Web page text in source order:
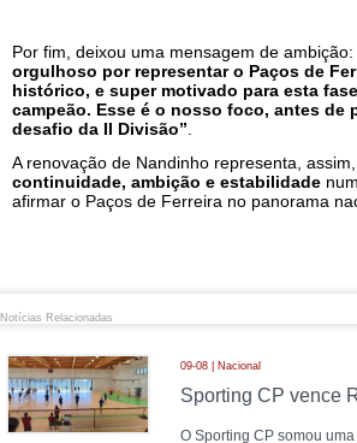
Por fim, deixou uma mensagem de ambição:
orgulhoso por representar o Paços de
histórico, e super motivado para esta
campeão. Esse é o nosso foco, antes de
desafio da II Divisão”
A renovação de Nandinho representa,
continuidade, ambição e estabilidade
afirmar o Paços de Ferreira no panorama
Notícias Relacionadas
09-08 | Nacional
O Sporting CP somou